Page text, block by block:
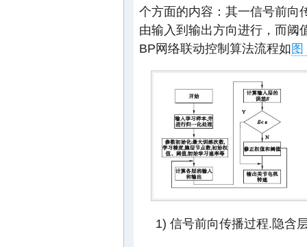
个方面的内容：其一信号前向
由输入到输出方向进行，而阈
BP网络联动控制算法流程如图
1) 信号前向传播过程.隐含